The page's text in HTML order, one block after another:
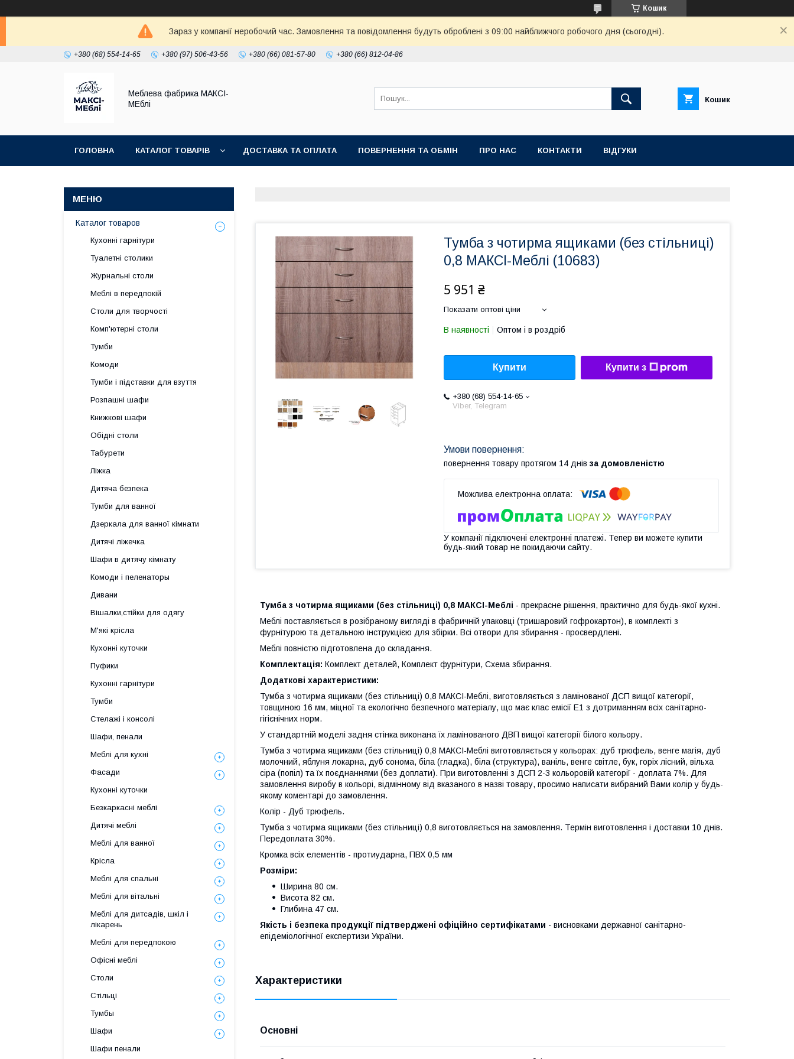
Кошик
Зараз у компанії неробочий час. Замовлення та повідомлення будуть оброблені з 09:00 найближчого робочого дня (сьогодні).
+380 (68) 554-14-65 +380 (97) 506-43-56 +380 (66) 081-57-80 +380 (66) 812-04-86
Меблева фабрика МАКСІ-
МЕблі
Кошик
ГОЛОВНА КАТАЛОГ ТОВАРІВ ДОСТАВКА ТА ОПЛАТА ПОВЕРНЕННЯ ТА ОБМІН ПРО НАС КОНТАКТИ ВІДГУКИ
Тумба з чотирма ящиками (без стільниці)
0,8 МАКСІ-Меблі (10683)
5 951 ₴
Показати оптові ціни
В наявності Оптом і в роздріб
Купити Купити з
+380 (68) 554-14-65
Viber, Telegram
повернення товару протягом 14 днів за домовленістю
У компанії підключені електронні платежі. Тепер ви можете купити
будь-який товар не покидаючи сайту.
Тумба з чотирма ящиками (без стільниці) 0,8 МАКСІ-Меблі - прекрасне рішення, практично для будь-якої кухні.
Меблі поставляється в розібраному вигляді в фабричній упаковці (тришаровий гофрокартон), в комплекті з
фурнітурою та детальною інструкцією для збірки. Всі отвори для збирання - просвердлені.
Меблі повністю підготовлена до складання.
Комплектація: Комплект деталей, Комплект фурнітури, Схема збирання.
Додаткові характеристики:
Тумба з чотирма ящиками (без стільниці) 0,8 МАКСІ-Меблі, виготовляється з ламінованої ДСП вищої категорії,
товщиною 16 мм, міцної та екологічно безпечного матеріалу, що має клас емісії Е1 з дотриманням всіх санітарно-
гігієнічних норм.
У стандартній моделі задня стінка виконана їх ламінованого ДВП вищої категорії білого кольору.
Тумба з чотирма ящиками (без стільниці) 0,8 МАКСІ-Меблі виготовляється у кольорах: дуб трюфель, венге магія, дуб
молочний, яблуня локарна, дуб сонома, біла (гладка), біла (структура), ваніль, венге світле, бук, горіх лісний, вільха
сіра (попіл) та їх поєднаннями (без доплати). При виготовленні з ДСП 2-3 кольоровій категорії - доплата 7%. Для
замовлення виробу в кольорі, відмінному від вказаного в назві товару, просимо написати вибраний Вами колір у будь-
якому коментарі до замовлення.
Колір - Дуб трюфель.
Тумба з чотирма ящиками (без стільниці) 0,8 виготовляється на замовлення. Термін виготовлення і доставки 10 днів.
Передоплата 30%.
Кромка всіх елементів - протиударна, ПВХ 0,5 мм
Розміри:
Ширина 80 см.
Висота 82 см.
Глибина 47 см.
Якість і безпека продукції підтверджені офіційно сертифікатами - висновками державної санітарно-
епідеміологічної експертизи України.
Характеристики
Основні
Каталог товаров
Кухонні гарнітури
Туалетні столики
Журнальні столи
Меблі в передпокій
Столи для творчості
Комп'ютерні столи
Тумби
Комоди
Тумби і підставки для взуття
Розпашні шафи
Книжкові шафи
Обідні столи
Табурети
Ліжка
Дитяча безпека
Тумби для ванної
Дзеркала для ванної кімнати
Дитячі ліжечка
Шафи в дитячу кімнату
Комоди і пеленаторы
Дивани
Вішалки,стійки для одягу
М'які крісла
Кухонні куточки
Пуфики
Кухонні гарнітури
Тумби
Стелажі і консолі
Шафи, пенали
Меблі для кухні
Фасади
Кухонні куточки
Безкаркасні меблі
Дитячі меблі
Меблі для ванної
Крісла
Меблі для спальні
Меблі для вітальні
Меблі для дитсадів, шкіл і
лікарень
Меблі для передпокою
Офісні меблі
Столи
Стільці
Тумбы
Шафи
Шафи пенали